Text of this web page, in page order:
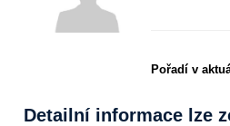
Pořadí v
Detailní informace lze